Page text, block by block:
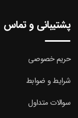
پشتیبانی و تماس
حریم خصوصی
شرایط و ضوابط
سوالات متداول